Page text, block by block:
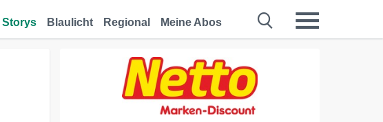
Storys Blaulicht Regional Meine Abos